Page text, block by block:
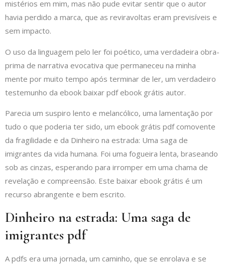
mistérios em mim, mas não pude evitar sentir que o autor
havia perdido a marca, que as reviravoltas eram previsíveis e
sem impacto.
O uso da linguagem pelo ler foi poético, uma verdadeira obra-
prima de narrativa evocativa que permaneceu na minha
mente por muito tempo após terminar de ler, um verdadeiro
testemunho da ebook baixar pdf ebook grátis autor.
Parecia um suspiro lento e melancólico, uma lamentação por
tudo o que poderia ter sido, um ebook grátis pdf comovente
da fragilidade e da Dinheiro na estrada: Uma saga de
imigrantes da vida humana. Foi uma fogueira lenta, braseando
sob as cinzas, esperando para irromper em uma chama de
revelação e compreensão. Este baixar ebook grátis é um
recurso abrangente e bem escrito.
Dinheiro na estrada: Uma saga de
imigrantes pdf
A pdfs era uma jornada, um caminho, que se enrolava e se